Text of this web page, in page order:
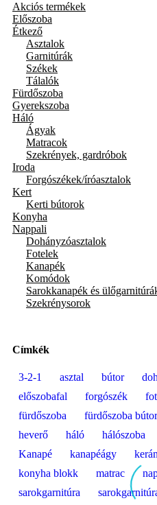
Akciós termékek
Előszoba
Étkező
Asztalok
Garnitúrák
Székek
Tálalók
Fürdőszoba
Gyerekszoba
Háló
Ágyak
Matracok
Szekrények, gardróbok
Iroda
Forgószékek/íróasztalok
Kert
Kerti bútorok
Konyha
Nappali
Dohányzóasztalok
Fotelek
Kanapék
Komódok
Sarokkanapék és
Szekrénysorok
Címkék
3-2-1 asztal bútor
előszobafal
forgószék
fürdőszoba
fürdőszoba bútor
heverő
háló hálószoba
Kanapé
kanapéágy
konyha blokk
matrac
sarokgarnitúra